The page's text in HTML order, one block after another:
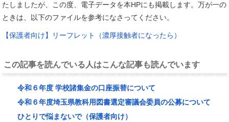
たしましたが、この度、電子データを本HPにも掲載します。万が一の
ときは、以下のファイルを参考になさってください。
【保護者向け】リーフレット（濃厚接触者になったら）
この記事を読んでいる人はこんな記事も読んでいます
令和６年度 学校諸集金の口座振替について
令和６年度埼玉県教科用図書選定審議会委員の公募について
ひとりで悩まないで（保護者向け）